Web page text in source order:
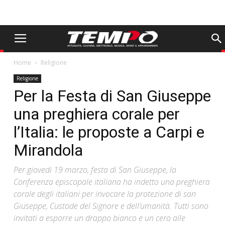
Home Religione
Religione
Per la Festa di San Giuseppe
una preghiera corale per
l’Italia: le proposte a Carpi e
Mirandola
Per giovedì 19 marzo, festa di San Giuseppe, la
Conferenza episcopale italiana ha indetto una preghiera
corale degli italiani per invocare la protezione di san
Giuseppe, Custode del Signore e dell’umanità. Tutti sono
invitati a esporre un drappo bianco e un cero alle